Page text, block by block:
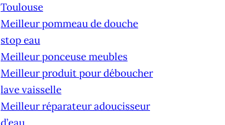
Toulouse
Meilleur pommeau de douche
stop eau
Meilleur ponceuse meubles
Meilleur produit pour déboucher
lave vaisselle
Meilleur réparateur adoucisseur